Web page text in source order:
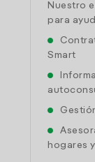
Nuestro
para
Smart
hogares